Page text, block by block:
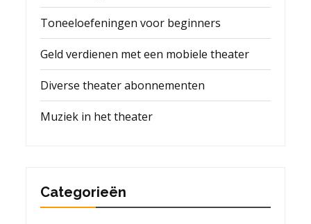
Toneeloefeningen voor beginners
Geld verdienen met een mobiele theater
Diverse theater abonnementen
Muziek in het theater
Categorieën